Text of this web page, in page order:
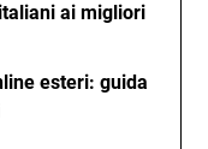
ai migliori
esteri: guida